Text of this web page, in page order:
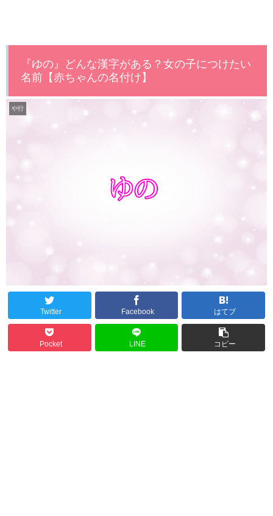
『ゆの』どんな漢字がある？女の子につけたい
名前【赤ちゃんの名付け】
や行
Twitter Facebook はてブ
Pocket LINE コピー